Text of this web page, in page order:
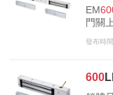
EM
門關
發布時
600